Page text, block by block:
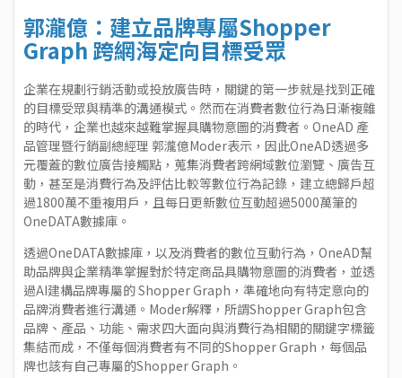
郭瀧億：建立品牌專屬Shopper
Graph 跨網海定向目標受眾
企業在規劃行銷活動或投放廣告時，關鍵的第一步就是找到正確
的目標受眾與精準的溝通模式。然而在消費者數位行為日漸複雜
的時代，企業也越來越難掌握具購物意圖的消費者。OneAD 產
品管理暨行銷副總經理 郭瀧億Moder表示，因此OneAD透過多
元覆蓋的數位廣告接觸點，蒐集消費者跨網域數位瀏覽、廣告互
動，甚至是消費行為及評估比較等數位行為記錄，建立總歸戶超
過1800萬不重複用戶，且每日更新數位互動超過5000萬筆的
OneDATA數據庫。
透過OneDATA數據庫，以及消費者的數位互動行為，OneAD幫
助品牌與企業精準掌握對於特定商品具購物意圖的消費者，並透
過AI建構品牌專屬的 Shopper Graph，準確地向有特定意向的
品牌消費者進行溝通。Moder解釋，所謂Shopper Graph包含
品牌、產品、功能、需求四大面向與消費行為相關的關鍵字標籤
集結而成，不僅每個消費者有不同的Shopper Graph，每個品
牌也該有自己專屬的Shopper Graph。